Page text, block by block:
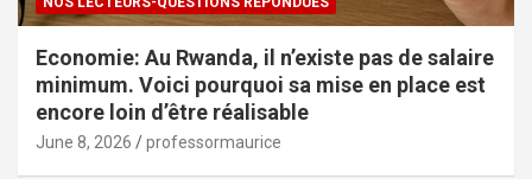
Economie: Au Rwanda, il n’existe pas de salaire
minimum. Voici pourquoi sa mise en place est
encore loin d’être réalisable
June 8, 2026 professormaurice